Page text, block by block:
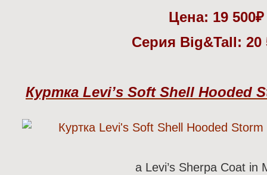
Цена: 19
Серия Big&Tall: 20
Куртка Levi’s Soft Shell Hooded
а Levi’s Sherpa Coat in